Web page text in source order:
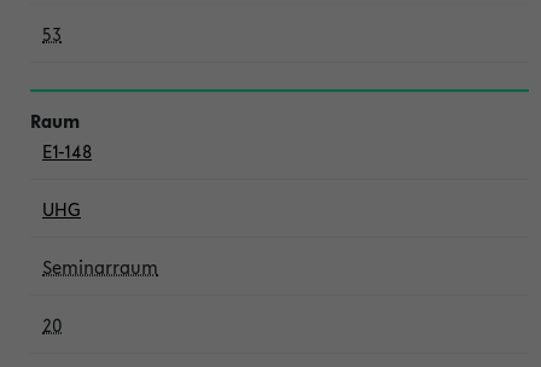
53
E1-148
UHG
Seminarraum
20